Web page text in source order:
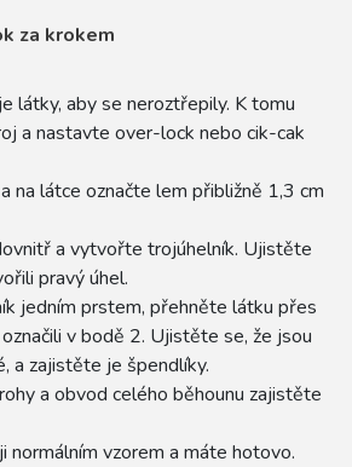
za krokem
látky, aby se neroztřepily. K tomu
a nastavte over-lock nebo cik-cak
na látce označte lem přibližně 1,3 cm
a vytvořte trojúhelník. Ujistěte
pravý úhel.
jedním prstem, přehněte látku přes
v bodě 2. Ujistěte se, že jsou
a zajistěte je špendlíky.
a obvod celého běhounu zajistěte
normálním vzorem a máte hotovo.